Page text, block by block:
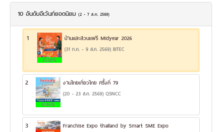
10 อันดับอีเว้นท์ยอดนิยม (2 - 7 ส.ค. 2569)
1
21.38%
บ้านและสวนแฟร์ Midyear 2026
(31 ก.ค. - 9 ส.ค. 2569) BITEC
2
13.82%
งานไทยเที่ยวไทย ครั้งที่ 79
(20 - 23 ส.ค. 2569) QSNCC
3 Franchise Expo thailand by Smart SME Expo